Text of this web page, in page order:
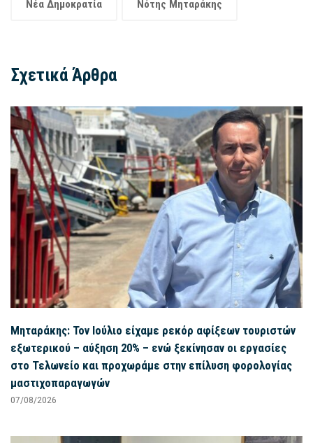
Νέα Δημοκρατία Νότης Μηταράκης
Σχετικά Άρθρα
Μηταράκης: Τον Ιούλιο είχαμε ρεκόρ αφίξεων τουριστών
εξωτερικού – αύξηση 20% – ενώ ξεκίνησαν οι εργασίες
στο Τελωνείο και προχωράμε στην επίλυση φορολογίας
μαστιχοπαραγωγών
07/08/2026